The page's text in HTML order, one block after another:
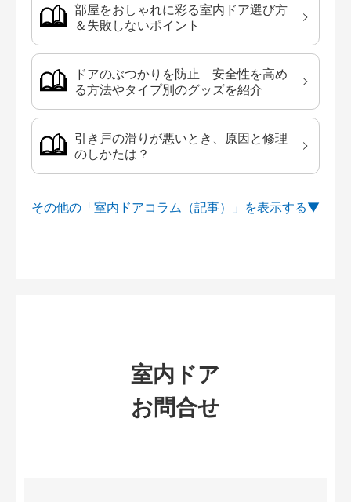
部屋をおしゃれに彩る室内ドア選び方
＆失敗しないポイント
ドアのぶつかりを防止 安全性を高め
る方法やタイプ別のグッズを紹介
引き戸の滑りが悪いとき、原因と修理
のしかたは？
その他の「室内ドアコラム（記事）」を
室内ドア
お問合せ